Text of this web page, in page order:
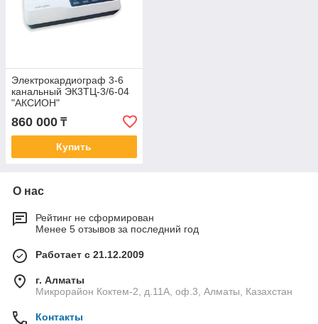
Электрокардиограф 3-6
канальный ЭК3ТЦ-3/6-04
"АКСИОН"
860 000 ₸
Купить
О нас
Рейтинг не сформирован
Менее 5 отзывов за последний год
Работает с 21.12.2009
г. Алматы
Микрорайон Коктем-2, д.11А, оф.3, Алматы, Казахстан
Контакты